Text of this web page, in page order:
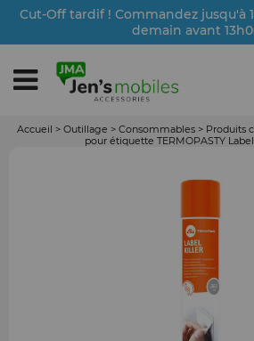
Cut-Off tardif ! Commandez jusqu'à
demain avant
Accueil > Outillage > Consommables > Produits
pour étiquette TERMOPASTY